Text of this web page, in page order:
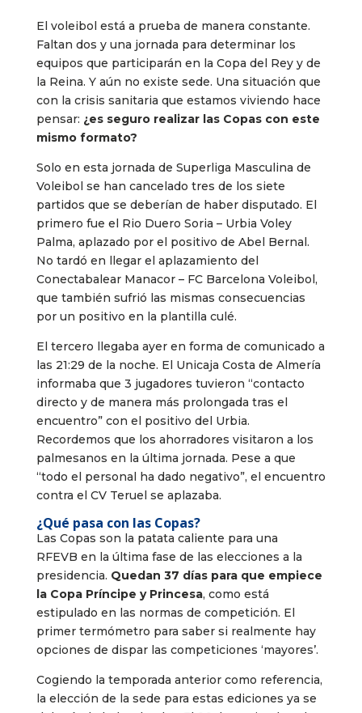
El voleibol está a prueba de manera constante.
Faltan dos y una jornada para determinar los
equipos que participarán en la Copa del Rey y de
la Reina. Y aún no existe sede. Una situación que
con la crisis sanitaria que estamos viviendo hace
pensar: ¿es seguro realizar las Copas con este
mismo formato?
Solo en esta jornada de Superliga Masculina de
Voleibol se han cancelado tres de los siete
partidos que se deberían de haber disputado. El
primero fue el Rio Duero Soria – Urbia Voley
Palma, aplazado por el positivo de Abel Bernal.
No tardó en llegar el aplazamiento del
Conectabalear Manacor – FC Barcelona Voleibol,
que también sufrió las mismas consecuencias
por un positivo en la plantilla culé.
El tercero llegaba ayer en forma de comunicado a
las 21:29 de la noche. El Unicaja Costa de Almería
informaba que 3 jugadores tuvieron “contacto
directo y de manera más prolongada tras el
encuentro” con el positivo del Urbia.
Recordemos que los ahorradores visitaron a los
palmesanos en la última jornada. Pese a que
“todo el personal ha dado negativo”, el encuentro
contra el CV Teruel se aplazaba.
¿Qué pasa con las Copas?
Las Copas son la patata caliente para una
RFEVB en la última fase de las elecciones a la
presidencia. Quedan 37 días para que empiece
la Copa Príncipe y Princesa, como está
estipulado en las normas de competición. El
primer termómetro para saber si realmente hay
opciones de dispar las competiciones ‘mayores’.
Cogiendo la temporada anterior como referencia,
la elección de la sede para estas ediciones ya se